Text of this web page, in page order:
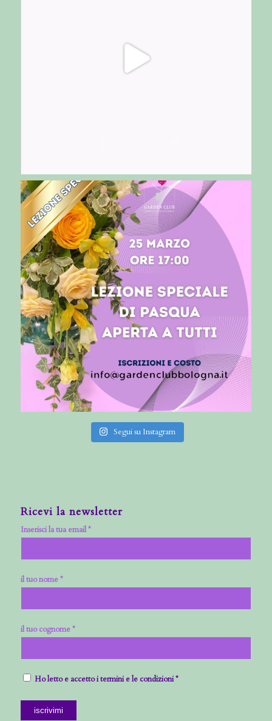
Segui su Instagram
Ricevi la newsletter
Inserisci la tua email *
il tuo nome *
il tuo cognome *
Ho letto e accetto i termini e le condizioni *